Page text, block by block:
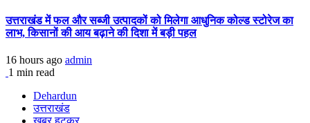
उत्तराखंड में फल और सब्जी उत्पादकों को मिलेगा आधुनिक कोल्ड स्टोरेज का
लाभ, किसानों की आय बढ़ाने की दिशा में बड़ी पहल
16 hours ago admin
1 min read
Dehardun
उत्तराखंड